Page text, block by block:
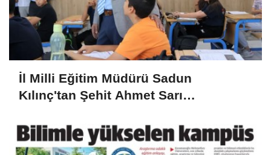
İl Milli Eğitim Müdürü Sadun
Kılınç'tan Şehit Ahmet Sarı